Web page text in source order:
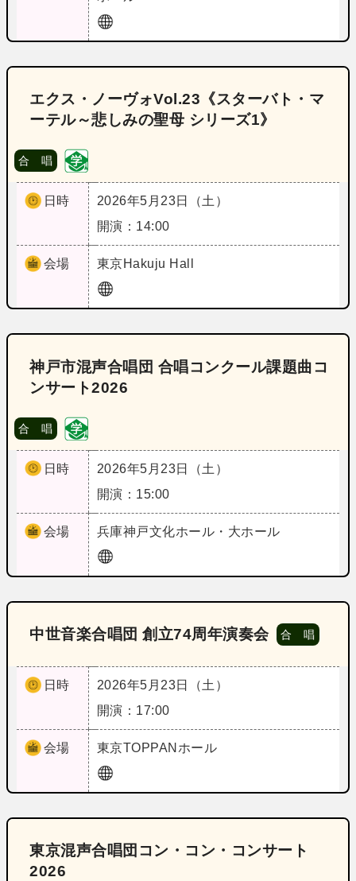
エクス・ノーヴォVol.23《スターバト・マ
ーテル～悲しみの聖母 シリーズ1》
合 唱
日時
2026年5月23日（土）
開演：14:00
会場 東京Hakuju Hall
神戸市混声合唱団 合唱コンクール課題曲コ
ンサート2026
合 唱
日時
2026年5月23日（土）
開演：15:00
会場 兵庫神戸文化ホール・大ホール
中世音楽合唱団 創立74周年演奏会 合 唱
日時
2026年5月23日（土）
開演：17:00
会場 東京TOPPANホール
東京混声合唱団コン・コン・コンサート
2026